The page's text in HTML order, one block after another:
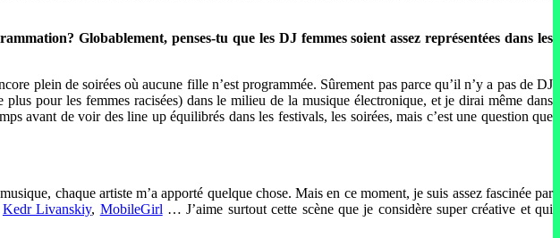
Globablement, penses-tu que les DJ femmes soient assez représentées dans les
plein de soirées où aucune fille n’est programmée. Sûrement pas parce qu’il n’y a pas de DJ
pour les femmes racisées) dans le milieu de la musique électronique, et je dirai même dans
avant de voir des line up équilibrés dans les festivals, les soirées, mais c’est une question que
chaque artiste m’a apporté quelque chose. Mais en ce moment, je suis assez fascinée par
Kedr Livanskiy, MobileGirl … J’aime surtout cette scène que je considère super créative et qui